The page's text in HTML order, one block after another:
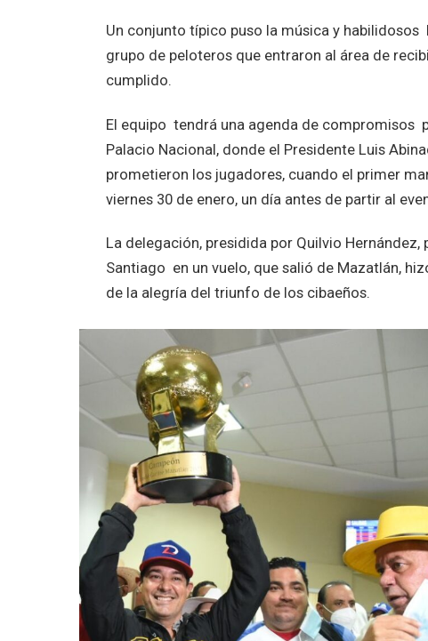
Un conjunto típico puso la música y
grupo de peloteros que entraron al área de
cumplido.
El equipo tendrá una agenda de compromisos
Palacio Nacional, donde el Presidente Luis
prometieron los jugadores, cuando el primer
viernes 30 de enero, un día antes de partir al
La delegación, presidida por Quilvio
Santiago en un vuelo, que salió de Mazatlán,
de la alegría del triunfo de los cibaeños.